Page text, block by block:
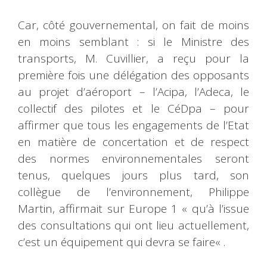
Car, côté gouvernemental, on fait de moins
en moins semblant : si le Ministre des
transports, M. Cuvillier, a reçu pour la
première fois une délégation des opposants
au projet d’aéroport – l’Acipa, l’Adeca, le
collectif des pilotes et le CéDpa – pour
affirmer que tous les engagements de l’Etat
en matière de concertation et de respect
des normes environnementales seront
tenus, quelques jours plus tard, son
collègue de l’environnement, Philippe
Martin, affirmait sur Europe 1 « qu’à l’issue
des consultations qui ont lieu actuellement,
c’est un équipement qui devra se faire« .